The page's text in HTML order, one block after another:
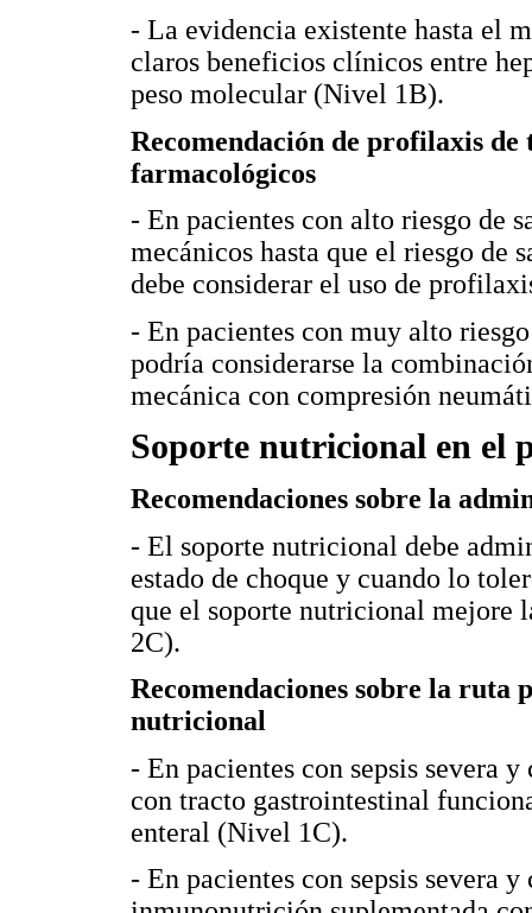
- La evidencia existente hasta el
claros beneficios clínicos entre
peso molecular (Nivel 1B).
Recomendación de profilaxis
farmacológicos
- En pacientes con alto riesgo de
mecánicos hasta que el riesgo de
debe considerar el uso de
- En pacientes con muy alto
podría considerarse la
mecánica con compresión
Soporte nutricional en el
Recomendaciones sobre la
- El soporte nutricional debe
estado de choque y cuando lo
que el soporte nutricional mejore
2C).
Recomendaciones sobre la
nutricional
- En pacientes con sepsis severa
con tracto gastrointestinal
enteral (Nivel 1C).
- En pacientes con sepsis severa